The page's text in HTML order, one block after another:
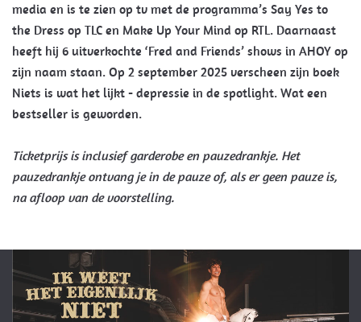
media en is te zien op tv met de programma’s Say Yes to
the Dress op TLC en Make Up Your Mind op RTL. Daarnaast
heeft hij 6 uitverkochte ‘Fred and Friends’ shows in AHOY op
zijn naam staan. Op 2 september 2025 verscheen zijn boek
Niets is wat het lijkt - depressie in de spotlight. Wat een
bestseller is geworden.
Ticketprijs is inclusief garderobe en pauzedrankje. Het
pauzedrankje ontvang je in de pauze of, als er geen pauze is,
na afloop van de voorstelling.